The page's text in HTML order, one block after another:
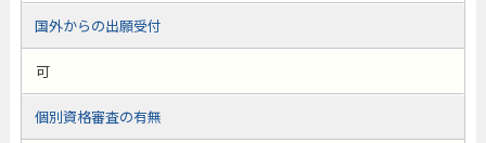
国外からの出願受付
可
個別資格審査の有無